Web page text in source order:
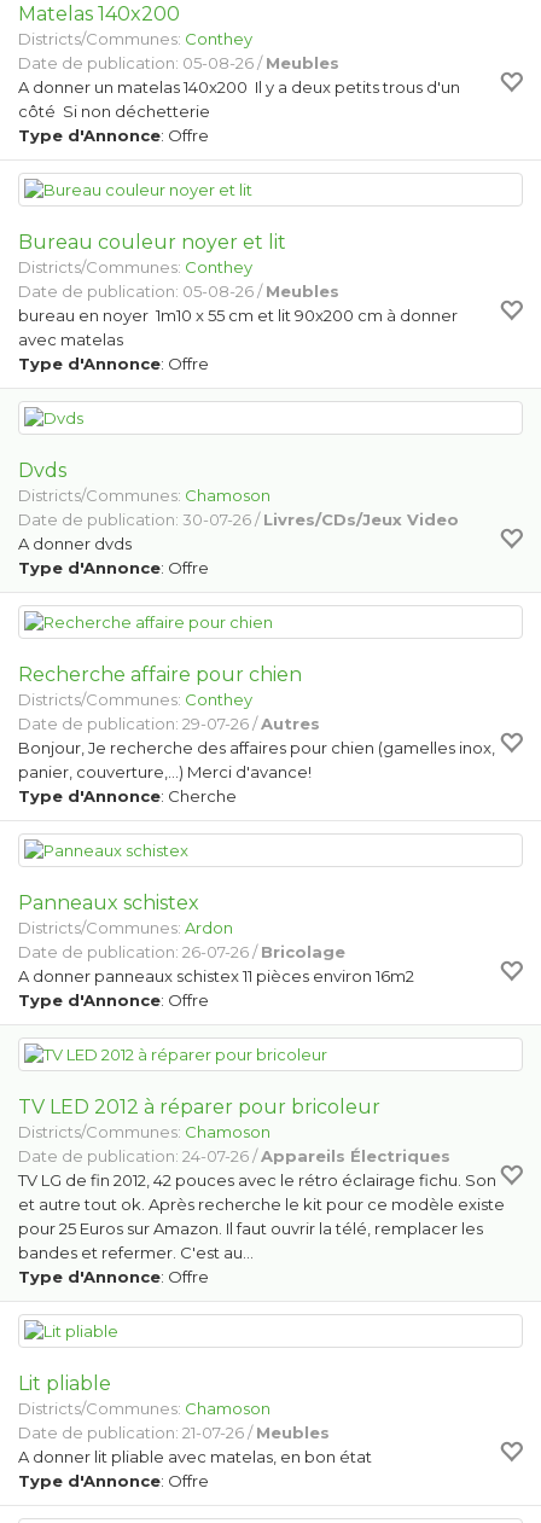
Matelas 140x200
Districts/Communes: Conthey
Date de publication: 05-08-26 /Meubles
A donner un matelas 140x200 Il y a deux petits trous d'un
côté Si non déchetterie
Type d'Annonce: Offre
Bureau couleur noyer et lit
Districts/Communes: Conthey
Date de publication: 05-08-26 /Meubles
bureau en noyer 1m10 x 55 cm et lit 90x200 cm à donner
avec matelas
Type d'Annonce: Offre
Dvds
Districts/Communes: Chamoson
Date de publication: 30-07-26 /Livres/CDs/Jeux Video
A donner dvds
Type d'Annonce: Offre
Recherche affaire pour chien
Districts/Communes: Conthey
Date de publication: 29-07-26 /Autres
Bonjour, Je recherche des affaires pour chien (gamelles inox,
panier, couverture,...) Merci d'avance!
Type d'Annonce: Cherche
Panneaux schistex
Districts/Communes: Ardon
Date de publication: 26-07-26 /Bricolage
A donner panneaux schistex 11 pièces environ 16m2
Type d'Annonce: Offre
TV LED 2012 à réparer pour bricoleur
Districts/Communes: Chamoson
Date de publication: 24-07-26 /Appareils Électriques
TV LG de fin 2012, 42 pouces avec le rétro éclairage fichu. Son
et autre tout ok. Après recherche le kit pour ce modèle existe
pour 25 Euros sur Amazon. Il faut ouvrir la télé, remplacer les
bandes et refermer. C'est au…
Type d'Annonce: Offre
Lit pliable
Districts/Communes: Chamoson
Date de publication: 21-07-26 /Meubles
A donner lit pliable avec matelas, en bon état
Type d'Annonce: Offre